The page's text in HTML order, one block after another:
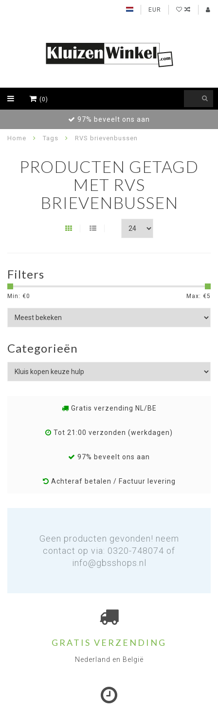
EUR
(0)
97% beveelt ons aan
Home Tags RVS brievenbussen
PRODUCTEN GETAGD
MET RVS
BRIEVENBUSSEN
Filters
Min: €0 Max: €5
Categorieën
Gratis verzending NL/BE
Tot 21:00 verzonden (werkdagen)
97% beveelt ons aan
Achteraf betalen / Factuur levering
Geen producten gevonden! neem
contact op via: 0320-748074 of
info@gbsshops.nl
GRATIS VERZENDING
Nederland en België